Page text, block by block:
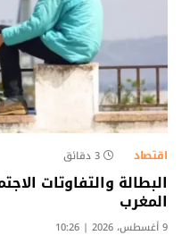
اقتصاد 3 دقائق
البطالة والتفاوتات
المغرب
9 أغسطس، 2026 | 10:26